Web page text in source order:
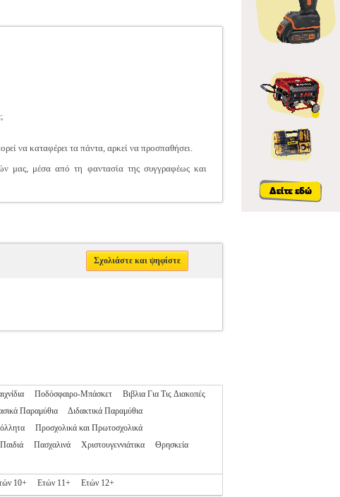
να καταφέρει τα πάντα, αρκεί να προσπαθήσει.
μας, μέσα από τη φαντασία της συγγραφέως και
Σχολιάστε και ψηφίστε
Ποδόσφαιρο-Μπάσκετ
Βιβλια Για Τις Διακοπές
Παραμύθια
Διδακτικά Παραμύθια
Προσχολικά και Πρωτοσχολικά
Πασχαλινά Χριστουγεννιάτικα
Θρησκεία
10+ Ετών 11+ Ετών 12+